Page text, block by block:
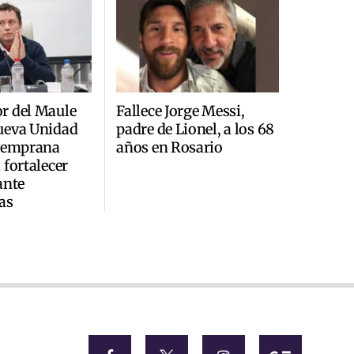
del Maule
Unidad
Fallece Jorge Messi,
padre de Lionel, a los 68
años en Rosario